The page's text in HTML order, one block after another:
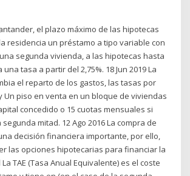
el plazo máximo de las hipotecas
residencia un préstamo a tipo variable con
segunda vivienda, a las hipotecas hasta
tasa a partir del 2,75%. 18 Jun 2019 La
el reparto de los gastos, las tasas por
Un piso en venta en un bloque de viviendas
concedido o 15 cuotas mensuales si
mitad. 12 Ago 2016 La compra de
decisión financiera importante, por ello,
las opciones hipotecarias para financiar la
TAE (Tasa Anual Equivalente) es el coste